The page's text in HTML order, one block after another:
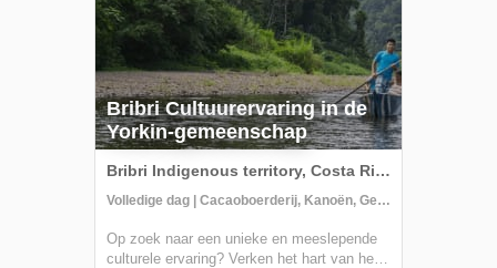
Bribri Cultuurervaring in de
Yorkin-gemeenschap
Bribri Indigenous territory, Costa Rica
Volledige dag | Cacaoboerderij, Kanoën, Gemeenschapsbezoek
Op zoek naar een unieke en meeslepende
culturele ervaring? Verken het hart van het